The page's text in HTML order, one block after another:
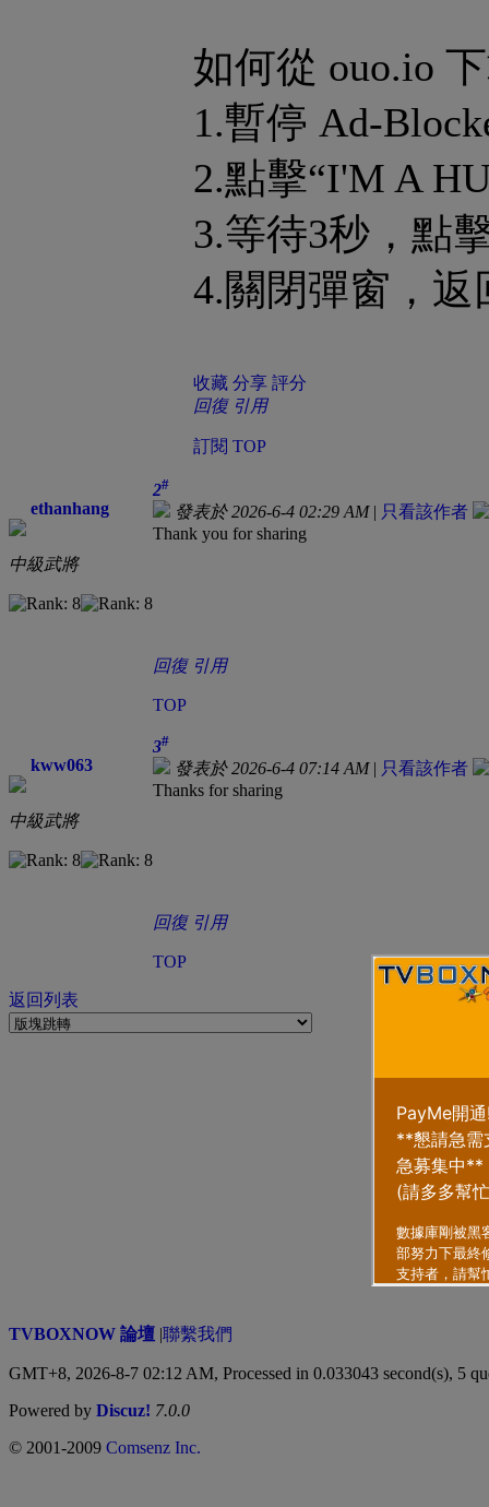
如何從 ouo.io
1.暫停 Ad-
2.點擊“I'M A
3.等待3秒，點
4.關閉彈窗，返
收藏 分享 評分
回復 引用
訂閱 TOP
ethanhang
中級武將
2#
發表於 2026-6-4 02:29 AM| 只看該作者
Thank you for sharing
回復 引用
TOP
kww063
中級武將
3#
發表於 2026-6-4 07:14 AM| 只看該作者
Thanks for sharing
回復 引用
TOP
返回列表
TVBOXNOW 論壇 |聯繫我們
GMT+8, 2026-8-7 02:12 AM, Processed in 0.033043 second(s), 5
Powered by Discuz! 7.0.0
© 2001-2009 Comsenz Inc.